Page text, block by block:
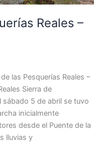
Reales –
las Pesquerías Reales –
Sierra de
sábado 5 de abril se tuvo
inicialmente
desde el Puente de la
lluvias y